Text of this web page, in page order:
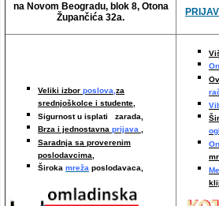
na Novom Beogradu, blok 8, Otona
Župančića 32a.
Veliki izbor poslova,za
srednjoškolce i studente,
Sigurnost u isplati zarada,
Brza i jednostavna prijava ,
Saradnja sa proverenim
poslodavcima,
Široka mreža poslodavaca,